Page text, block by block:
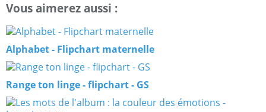
Vous aimerez aussi :
Alphabet - Flipchart maternelle
Range ton linge - flipchart - GS